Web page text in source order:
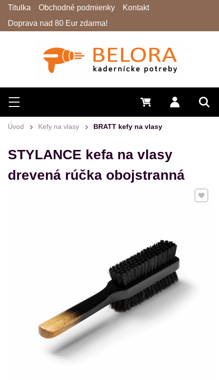
Hľadať
Menu Prihlásiť
0 €
Titulka Obchodné podmienky
Kontakt
Doprava nad 80 Eur zdarma!
Úvod Kefy na vlasy BRATT kefy na vlasy
STYLANCE kefa na vlasy
drevená rúčka obojstranná
Pridať